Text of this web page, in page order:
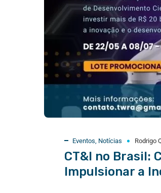
Eventos, Notícias Rodrigo
CT&I no Brasil:
Impulsionar a